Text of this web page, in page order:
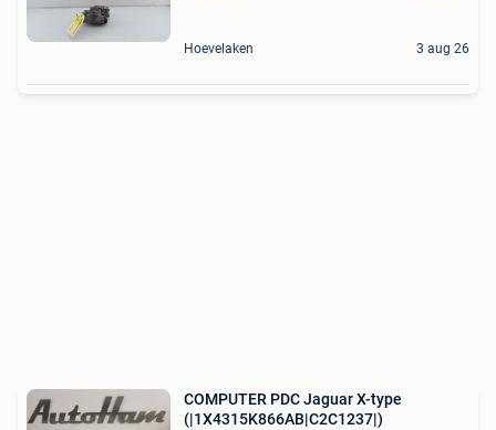
Hoevelaken 3 aug 26
COMPUTER PDC Jaguar X-type
(|1X4315K866AB|C2C1237|)